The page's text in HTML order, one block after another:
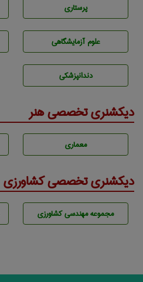
پرستاری
علوم آزمايشگاهی
دندانپزشكی
دیکشنری تخصصی هنر
معماری
دیکشنری تخصصی کشاورزی
مجموعه مهندسی كشاورزی